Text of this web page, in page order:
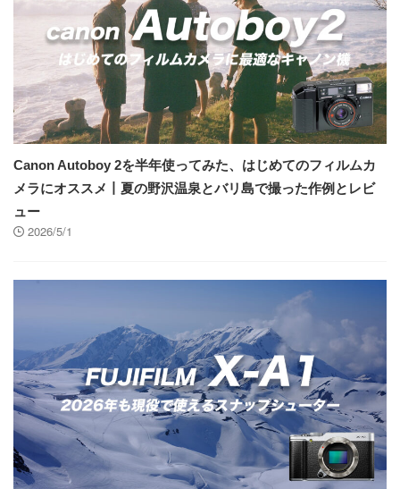
Canon Autoboy 2を半年使ってみた、はじめてのフィルムカ
メラにオススメ丨夏の野沢温泉とバリ島で撮った作例とレビ
ュー
2026/5/1